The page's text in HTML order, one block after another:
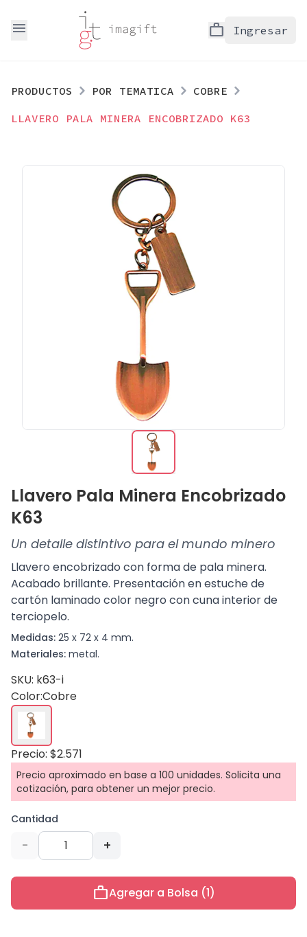
menu work Ingresar
PRODUCTOS POR TEMATICA
COBRE
LLAVERO PALA MINERA ENCOBRIZADO K63
Llavero Pala Minera Encobrizado
K63
Un detalle distintivo para el mundo minero
Llavero encobrizado con forma de pala minera.
Acabado brillante. Presentación en estuche de
cartón laminado color negro con cuna interior de
terciopelo.
Medidas: 25 x 72 x 4 mm.
Materiales: metal.
SKU: k63-i
Color:Cobre
Precio: $2.571
Precio aproximado en base a 100 unidades. Solicita una
cotización, para obtener un mejor precio.
Cantidad
- +
workAgregar a Bolsa (1)